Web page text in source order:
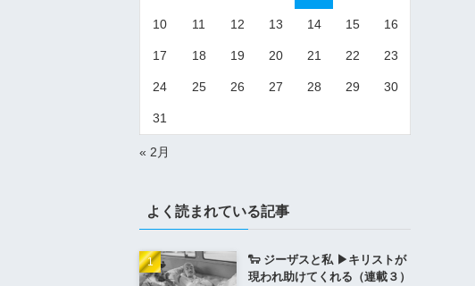
10 11 12 13 14 15 16
17 18 19 20 21 22 23
24 25 26 27 28 29 30
31
« 2月
よく読まれている記事
🐑 ジーザスと私 ▶︎キリストが
現われ助けてくれる（連載３）